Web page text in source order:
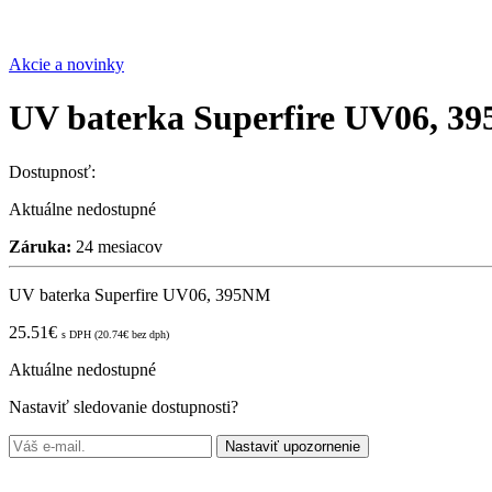
Akcie a novinky
UV baterka Superfire UV06,
Dostupnosť:
Aktuálne nedostupné
Záruka: 24 mesiacov
UV baterka Superfire UV06, 395NM
25.51€ s DPH (20.74€ bez dph)
Aktuálne nedostupné
Nastaviť sledovanie dostupnosti?
Nastaviť upozornenie